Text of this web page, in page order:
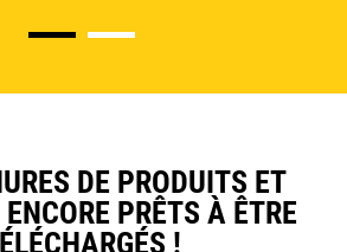
DE PRODUITS ET
PRÊTS À ÊTRE
!